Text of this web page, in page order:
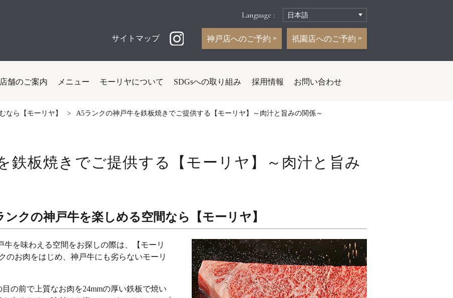
Language :
サイトマップ 神戸店へのご予約 祇園店へのご予約
舗のご案内 メニュー モーリヤについて SDGsへの取り組み 採用情報 お問い合わせ
なら【モーリヤ】 A5ランクの神戸牛を鉄板焼きでご提供する【モーリヤ】～肉汁と旨みの関係～
鉄板焼きでご提供する【モーリヤ】～肉汁と旨み
クの神戸牛を楽しめる空間なら【モーリヤ】
を味わえる空間をお探しの際は、【モーリ
のお肉をはじめ、神戸牛にも劣らないモーリ
の前で上質なお肉を24mmの厚い鉄板で焼い